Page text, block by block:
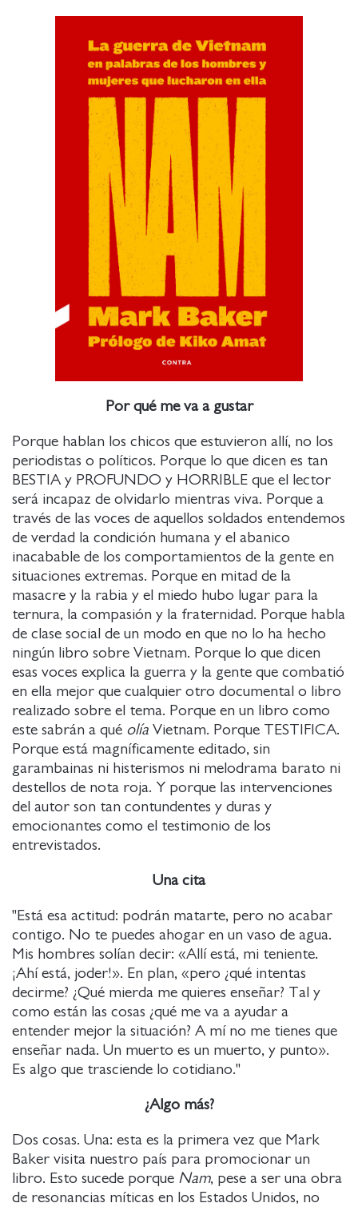
Por qué me va a gustar
Porque hablan los chicos que estuvieron allí, no los
periodistas o políticos. Porque lo que dicen es tan
BESTIA y PROFUNDO y HORRIBLE que el lector
será incapaz de olvidarlo mientras viva. Porque a
través de las voces de aquellos soldados entendemos
de verdad la condición humana y el abanico
inacabable de los comportamientos de la gente en
situaciones extremas. Porque en mitad de la
masacre y la rabia y el miedo hubo lugar para la
ternura, la compasión y la fraternidad. Porque habla
de clase social de un modo en que no lo ha hecho
ningún libro sobre Vietnam. Porque lo que dicen
esas voces explica la guerra y la gente que combatió
en ella mejor que cualquier otro documental o libro
realizado sobre el tema. Porque en un libro como
este sabrán a qué olía Vietnam. Porque TESTIFICA.
Porque está magníficamente editado, sin
garambainas ni histerismos ni melodrama barato ni
destellos de nota roja. Y porque las intervenciones
del autor son tan contundentes y duras y
emocionantes como el testimonio de los
entrevistados.
Una cita
"Está esa actitud: podrán matarte, pero no acabar
contigo. No te puedes ahogar en un vaso de agua.
Mis hombres solían decir: «Allí está, mi teniente.
¡Ahí está, joder!». En plan, «pero ¿qué intentas
decirme? ¿Qué mierda me quieres enseñar? Tal y
como están las cosas ¿qué me va a ayudar a
entender mejor la situación? A mí no me tienes que
enseñar nada. Un muerto es un muerto, y punto».
Es algo que trasciende lo cotidiano."
¿Algo más?
Dos cosas. Una: esta es la primera vez que Mark
Baker visita nuestro país para promocionar un
libro. Esto sucede porque Nam, pese a ser una obra
de resonancias míticas en los Estados Unidos, no